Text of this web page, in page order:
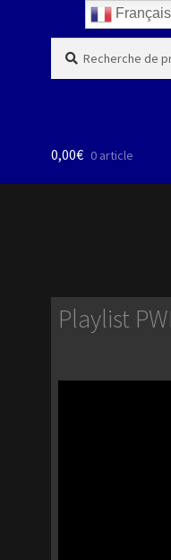
pour :
0,00€ 0 article
Playlist
Français